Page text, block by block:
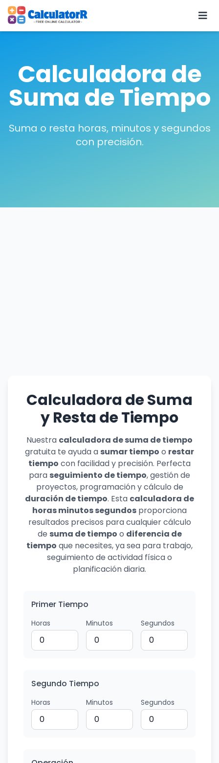
Calculadora de
Suma de Tiempo
Suma o resta horas, minutos y segundos
con precisión.
Calculadora de Suma
y Resta de Tiempo
Nuestra calculadora de suma de tiempo
gratuita te ayuda a sumar tiempo o restar
tiempo con facilidad y precisión. Perfecta
para seguimiento de tiempo, gestión de
proyectos, programación y cálculo de
duración de tiempo. Esta calculadora de
horas minutos segundos proporciona
resultados precisos para cualquier cálculo
de suma de tiempo o diferencia de
tiempo que necesites, ya sea para trabajo,
seguimiento de actividad física o
planificación diaria.
Primer Tiempo
Horas Minutos Segundos
Segundo Tiempo
Horas Minutos Segundos